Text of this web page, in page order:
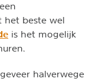
het beste wel
is het mogelijk
halverwege